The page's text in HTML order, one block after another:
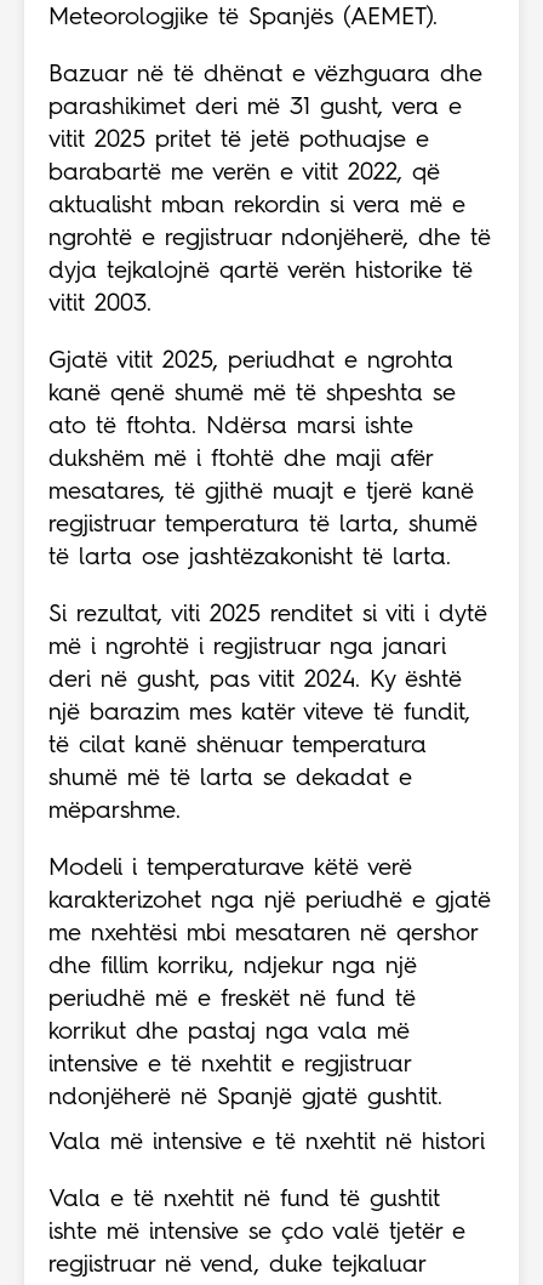
Meteorologjike të Spanjës (AEMET).
Bazuar në të dhënat e vëzhguara dhe
parashikimet deri më 31 gusht, vera e
vitit 2025 pritet të jetë pothuajse e
barabartë me verën e vitit 2022, që
aktualisht mban rekordin si vera më e
ngrohtë e regjistruar ndonjëherë, dhe të
dyja tejkalojnë qartë verën historike të
vitit 2003.
Gjatë vitit 2025, periudhat e ngrohta
kanë qenë shumë më të shpeshta se
ato të ftohta. Ndërsa marsi ishte
dukshëm më i ftohtë dhe maji afër
mesatares, të gjithë muajt e tjerë kanë
regjistruar temperatura të larta, shumë
të larta ose jashtëzakonisht të larta.
Si rezultat, viti 2025 renditet si viti i dytë
më i ngrohtë i regjistruar nga janari
deri në gusht, pas vitit 2024. Ky është
një barazim mes katër viteve të fundit,
të cilat kanë shënuar temperatura
shumë më të larta se dekadat e
mëparshme.
Modeli i temperaturave këtë verë
karakterizohet nga një periudhë e gjatë
me nxehtësi mbi mesataren në qershor
dhe fillim korriku, ndjekur nga një
periudhë më e freskët në fund të
korrikut dhe pastaj nga vala më
intensive e të nxehtit e regjistruar
ndonjëherë në Spanjë gjatë gushtit.
Vala më intensive e të nxehtit në histori
Vala e të nxehtit në fund të gushtit
ishte më intensive se çdo valë tjetër e
regjistruar në vend, duke tejkaluar